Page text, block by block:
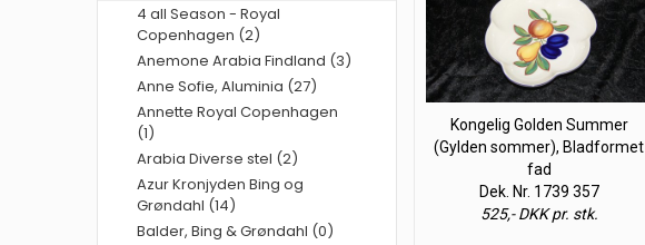
Kongelig Golden Summer
(Gylden sommer), Bladformet
fad
Dek. Nr. 1739 357
525,- DKK pr. stk.
4 all Season - Royal
Copenhagen (2)
Anemone Arabia Findland (3)
Anne Sofie, Aluminia (27)
Annette Royal Copenhagen
(1)
Arabia Diverse stel (2)
Azur Kronjyden Bing og
Grøndahl (14)
Balder, Bing & Grøndahl (0)